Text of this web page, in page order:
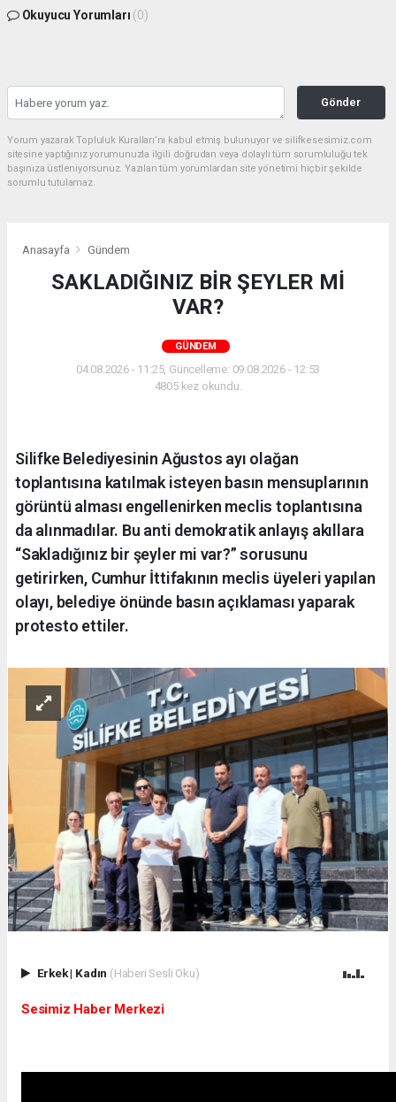
Okuyucu Yorumları (0)
Gönder
Yorum yazarak Topluluk Kuralları’nı kabul etmiş bulunuyor ve silifkesesimiz.com
sitesine yaptığınız yorumunuzla ilgili doğrudan veya dolaylı tüm sorumluluğu tek
başınıza üstleniyorsunuz. Yazılan tüm yorumlardan site yönetimi hiçbir şekilde
sorumlu tutulamaz.
Anasayfa Gündem
SAKLADIĞINIZ BİR ŞEYLER Mİ
VAR?
GÜNDEM
04.08.2026 - 11:25, Güncelleme: 09.08.2026 - 12:53
4805 kez okundu.
Silifke Belediyesinin Ağustos ayı olağan
toplantısına katılmak isteyen basın mensuplarının
görüntü alması engellenirken meclis toplantısına
da alınmadılar. Bu anti demokratik anlayış akıllara
“Sakladığınız bir şeyler mi var?” sorusunu
getirirken, Cumhur İttifakının meclis üyeleri yapılan
olayı, belediye önünde basın açıklaması yaparak
protesto ettiler.
Erkek| Kadın (Haberi Sesli Oku)
Sesimiz Haber Merkezi